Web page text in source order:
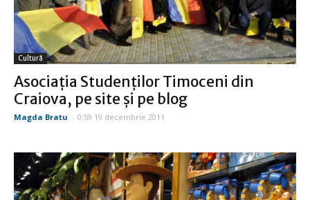
Cultură
Asociaţia Studenţilor Timoceni din
Craiova, pe site şi pe blog
Magda Bratu - 0:59 19 decembrie 2011